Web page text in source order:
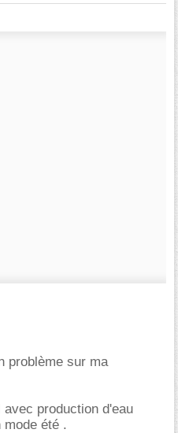
problème sur ma
production d'eau
été .